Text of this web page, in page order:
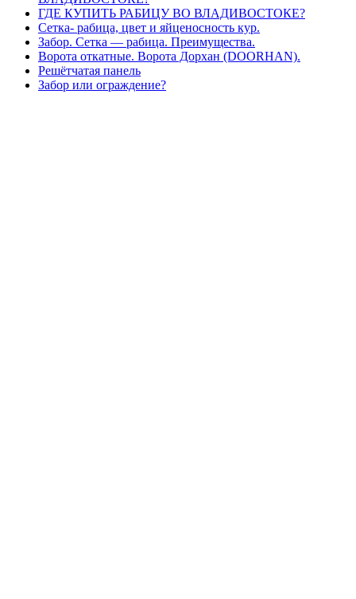
ГДЕ КУПИТЬ РАБИЦУ ВО ВЛАДИВОСТОКЕ?
Сетка- рабица, цвет и яйценосность кур.
Забор. Сетка — рабица. Преимущества.
Ворота откатные. Ворота Дорхан (DOORHAN).
Решётчатая панель
Забор или ограждение?